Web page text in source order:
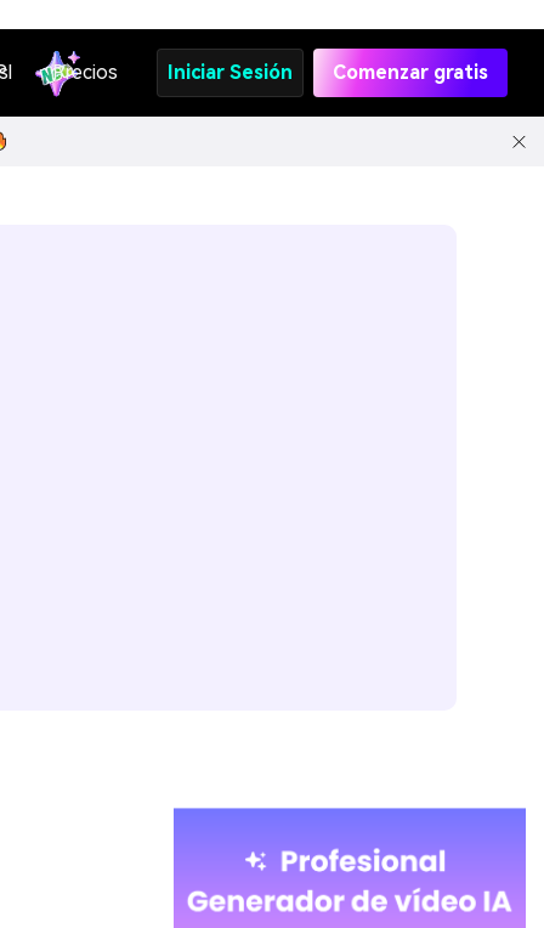
Precios Iniciar Sesión Comenzar gratis